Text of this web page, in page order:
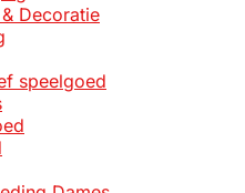
Decoratie
speelgoed